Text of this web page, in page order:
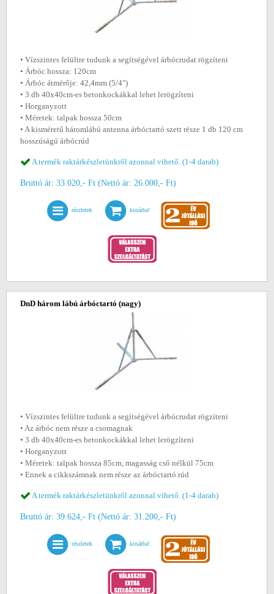
• Vízszintes felültre tudunk a segítségével árbócrudat rögzíteni
• Árbóc hossza: 120cm
• Árbóc átmérője: 42,4mm (5/4")
• 3 db 40x40cm-es betonkockákkal lehet lerögzíteni
• Horganyzott
• Méretek: talpak hossza 50cm
• A kisméretű háromlábú antenna árbóctartó szett része 1 db 120 cm
hosszúságú árbócrúd
A termék raktárkészletünkről azonnal vihető. (1-4 darab)
Bruttó ár: 33.020,- Ft (Nettó ár: 26.000,- Ft)
részletek kosárba!
DnD három lábú árbóctartó (nagy)
• Vízszintes felültre tudunk a segítségével árbócrudat rögzíteni
• Az árbóc nem része a csomagnak
• 3 db 40x40cm-es betonkockákkal lehet lerögzíteni
• Horganyzott
• Méretek: talpak hossza 85cm, magasság cső nélkül 75cm
• Ennek a cikkszámnak nem része az árbóctartó rúd
A termék raktárkészletünkről azonnal vihető. (1-4 darab)
Bruttó ár: 39.624,- Ft (Nettó ár: 31.200,- Ft)
részletek kosárba!